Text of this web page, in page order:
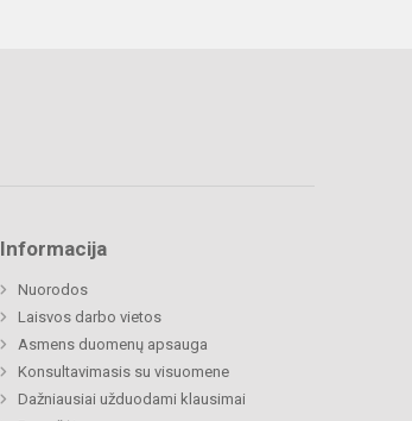
Informacija
Nuorodos
Laisvos darbo vietos
Asmens duomenų apsauga
Konsultavimasis su visuomene
Dažniausiai užduodami klausimai